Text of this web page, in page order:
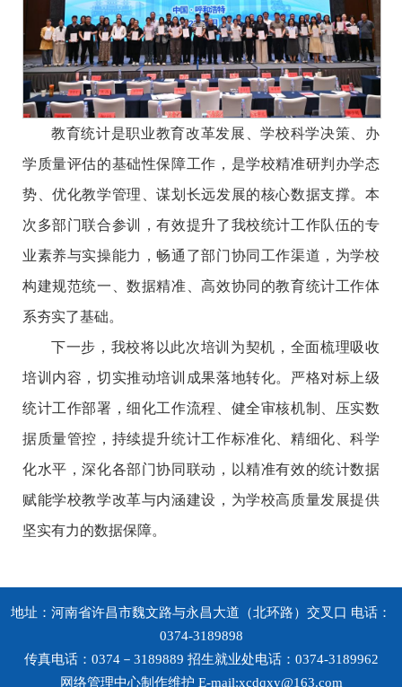
教育统计是职业教育改革发展、学校科学决策、办
学质量评估的基础性保障工作，是学校精准研判办学态
势、优化教学管理、谋划长远发展的核心数据支撑。本
次多部门联合参训，有效提升了我校统计工作队伍的专
业素养与实操能力，畅通了部门协同工作渠道，为学校
构建规范统一、数据精准、高效协同的教育统计工作体
系夯实了基础。
下一步，我校将以此次培训为契机，全面梳理吸收
培训内容，切实推动培训成果落地转化。严格对标上级
统计工作部署，细化工作流程、健全审核机制、压实数
据质量管控，持续提升统计工作标准化、精细化、科学
化水平，深化各部门协同联动，以精准有效的统计数据
赋能学校教学改革与内涵建设，为学校高质量发展提供
坚实有力的数据保障。
地址：河南省许昌市魏文路与永昌大道（北环路）交叉口 电话：
0374-3189898
传真电话：0374－3189889 招生就业处电话：0374-3189962
网络管理中心制作维护 E-mail:xcdqxy@163.com